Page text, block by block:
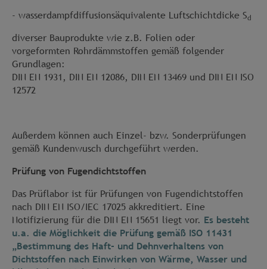
- wasserdampfdiffusionsäquivalente Luftschichtdicke Sd
diverser Bauprodukte wie z.B. Folien oder
vorgeformten Rohrdämmstoffen gemäß folgender
Grundlagen:
DIN EN 1931, DIN EN 12086, DIN EN 13469 und DIN EN ISO
12572
Außerdem können auch Einzel- bzw. Sonderprüfungen
gemäß Kundenwusch durchgeführt werden.
Prüfung von Fugendichtstoffen
Das Prüflabor ist für Prüfungen von Fugendichtstoffen
nach DIN EN ISO/IEC 17025 akkreditiert. Eine
Notifizierung für die DIN EN 15651 liegt vor. Es besteht
u.a. die Möglichkeit die Prüfung gemäß ISO 11431
„Bestimmung des Haft- und Dehnverhaltens von
Dichtstoffen nach Einwirken von Wärme, Wasser und